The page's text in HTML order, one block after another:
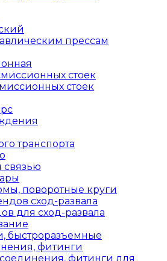
прессам
стоек
стоек
транспорта
связью
поворотные круги
сход-развала
для сход-развала
быстроразъемные
фитинги
фитинги для